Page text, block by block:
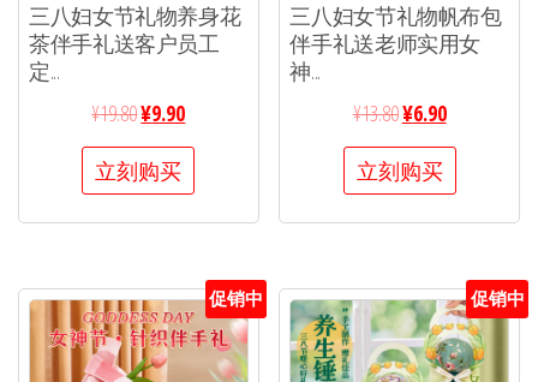
三八妇女节礼物养身花
茶伴手礼送客户员工
定...
¥19.80¥9.90
立刻购买
三八妇女节礼物帆布包
伴手礼送老师实用女
神...
¥13.80¥6.90
立刻购买
促销中 促销中